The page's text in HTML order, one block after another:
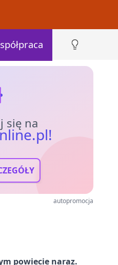
się na
autopromocja
powiecie naraz.